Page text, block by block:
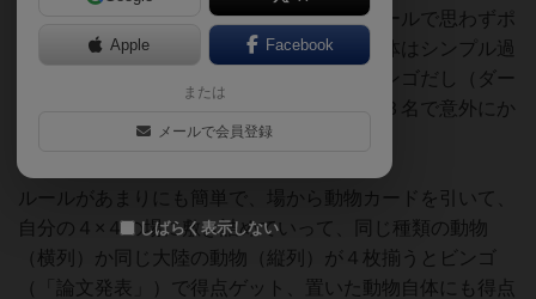
人あまりいなさそう）、ボドゲーマさんセールで思わずポ
チってしまった。やってみると、プレイ自体はシンプル過
ぎてえっ！？となったが、動物もいるしビンゴだし（ダー
ウィンの勉強にもなりそうだし）、子供と３名で意外にか
なりリピートしてる。
ルールがあまりにも簡単で、場から動物カードを引いて、
自分の４×４の場に敷き詰めていって、同じ種類の動物
（横列）か同じ大陸の動物（縦列）が４枚揃うとビンゴ
（「論文発表」）で得点ゲット、置いた動物自体にも得点
Apple Facebook
または
メールで会員登録
しばらく表示しない